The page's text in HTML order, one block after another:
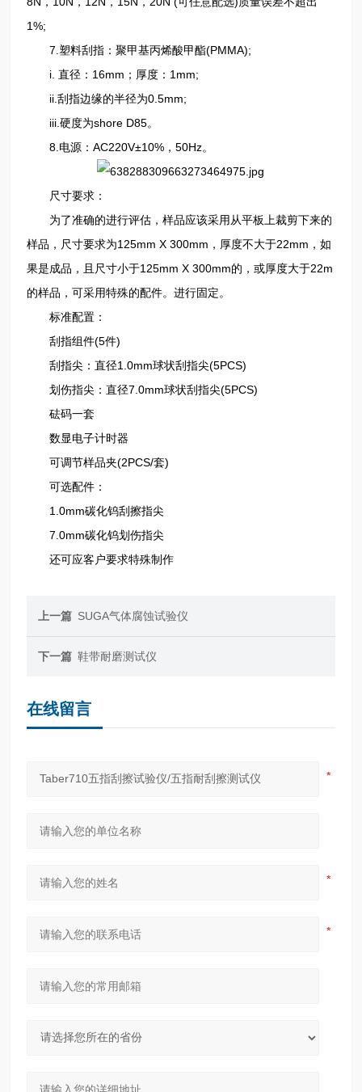
1%;
7.塑料刮指：聚甲基丙烯酸甲酯(PMMA);
i. 直径：16mm；厚度：1mm;
ii.刮指边缘的半径为0.5mm;
iii.硬度为shore D85。
8.电源：AC220V±10%，50Hz。
尺寸要求：
为了准确的进行评估，样品应该采用从平板上裁剪下来的
样品，尺寸要求为125mm X 300mm，厚度不大于22mm，如
果是成品，且尺寸小于125mm X 300mm的，或厚度大于22m
的样品，可采用特殊的配件。进行固定。
标准配置：
刮指组件(5件)
刮指尖：直径1.0mm球状刮指尖(5PCS)
划伤指尖：直径7.0mm球状刮指尖(5PCS)
砝码一套
数显电子计时器
可调节样品夹(2PCS/套)
可选配件：
1.0mm碳化钨刮擦指尖
7.0mm碳化钨划伤指尖
还可应客户要求特殊制作
上一篇 SUGA气体腐蚀试验仪
下一篇 鞋带耐磨测试仪
在线留言